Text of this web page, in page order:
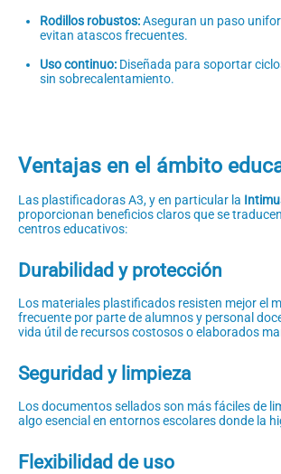
Rodillos robustos:Aseguran un paso
evitan atascos frecuentes.
Uso continuo: Diseñada para soportar
sin sobrecalentamiento.
Ventajas en el ámbito
Las plastificadoras A3, y en particular la
proporcionan beneficios claros que se
centros educativos:
Durabilidad y protección
Los materiales plastificados resisten mejor el
frecuente por parte de alumnos y personal
vida útil de recursos costosos o elaborados
Seguridad y limpieza
Los documentos sellados son más fáciles de
algo esencial en entornos escolares donde la
Flexibilidad de uso